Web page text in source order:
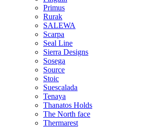
Primus
Rurak
SALEWA
Scarpa
Seal Line
Sierra Designs
Sosega
Source
Stoic
Suescalada
Tenaya
Thanatos Holds
The North face
Thermarest